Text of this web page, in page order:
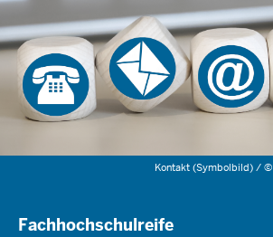
Kontakt (Symbolbild) /©
Fachhochschulreife